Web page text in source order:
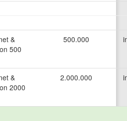
&
500
500.000
&
2000
2.000.000